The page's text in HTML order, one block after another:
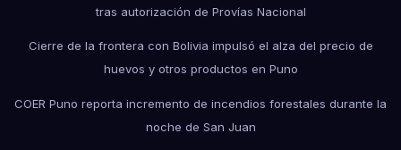
tras autorización de Provías Nacional
Cierre de la frontera con Bolivia impulsó el alza del precio de
huevos y otros productos en Puno
COER Puno reporta incremento de incendios forestales durante la
noche de San Juan